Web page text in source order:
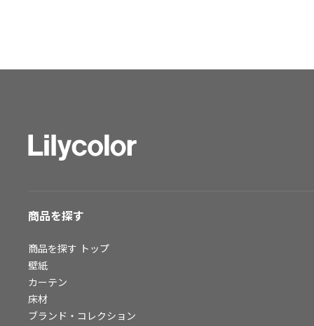
大阪ショールーム
仙台ショールーム
お客様サポート
お客様サポート トップ
資料ダウンロード
画像ダウンロード
動画一覧
お手入れ便利帳
商品を探す
商品を探す トップ
壁紙
カーテン
床材
ブランド・コレクション